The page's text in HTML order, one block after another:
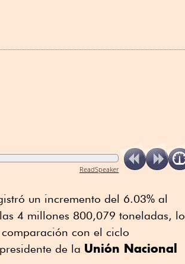
ReadSpeaker
un incremento del 6.03% al
4 millones 800,079 toneladas, lo
con el ciclo
de la Unión Nacional